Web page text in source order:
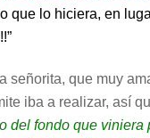
que lo hiciera, en
señorita, que muy
iba a realizar, así
del fondo que viniera